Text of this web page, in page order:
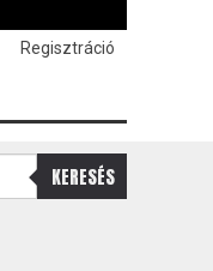
Regisztráció
KERESÉS